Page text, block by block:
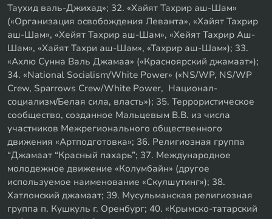
Таухид валь-Джихад»; 32. «Хайят Тахрир аш-Шам»
(«Организация освобождения Леванта», «Хайят Тахрир
аш-Шам», «Хейят Тахрир аш-Шам», «Хейят Тахрир Аш-
Шам», «Хайят Тахри аш-Шам», «Тахрир аш-Шам»); 33.
«Ахлю Сунна Валь Джамаа» («Красноярский джамаат»);
34. «National Socialism/White Power» («NS/WP, NS/WP
Crew, Sparrows Crew/White Power, Национал-
социализм/Белая сила, власть»); 35. Террористическое
сообщество, созданное Мальцевым В.В. из числа
участников Межрегионального общественного
движения «Артподготовка»; 36. Религиозная группа
“Джамаат “Красный пахарь”; 37. Международное
молодежное движение «Колумбайн» (другое
используемое наименование «Скулшутинг»); 38.
Хатлонский джамаат; 39. Мусульманская религиозная
группа п. Кушкуль г. Оренбург; 40. «Крымско-татарский